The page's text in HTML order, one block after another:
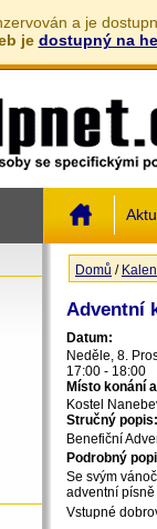
a je
je dostupný na
Jste zde
Domů /
Adventní
Datum:
Neděle, 8.
17:00 - 18:00
Místo konání
Kostel
Stručný popis:
Benefiční
Podrobný
Se svým
adventní písně
Vstupné